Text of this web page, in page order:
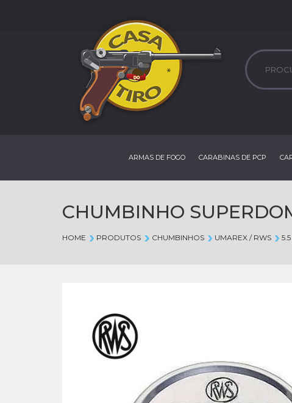
ARMAS DE FOGO CARABINAS DE PCP
CHUMBINHO
HOME PRODUTOS CHUMBINHOS UMAREX / RWS